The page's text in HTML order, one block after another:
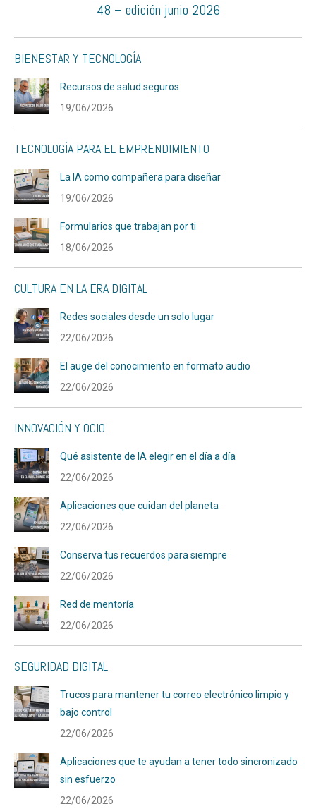
48 – edición junio 2026
BIENESTAR Y TECNOLOGÍA
Recursos de salud seguros
19/06/2026
TECNOLOGÍA PARA EL EMPRENDIMIENTO
La IA como compañera para diseñar
19/06/2026
Formularios que trabajan por ti
18/06/2026
CULTURA EN LA ERA DIGITAL
Redes sociales desde un solo lugar
22/06/2026
El auge del conocimiento en formato audio
22/06/2026
INNOVACIÓN Y OCIO
Qué asistente de IA elegir en el día a día
22/06/2026
Aplicaciones que cuidan del planeta
22/06/2026
Conserva tus recuerdos para siempre
22/06/2026
Red de mentoría
22/06/2026
SEGURIDAD DIGITAL
Trucos para mantener tu correo electrónico limpio y
bajo control
22/06/2026
Aplicaciones que te ayudan a tener todo sincronizado
sin esfuerzo
22/06/2026